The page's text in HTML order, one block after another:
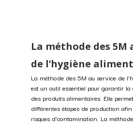
La méthode des 5M
de l’hygiène
La méthode des 5M au service de
est un outil essentiel pour garantir la
des produits alimentaires. Elle
différentes étapes de production
risques d'contamination. La